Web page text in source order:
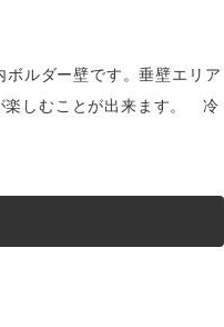
ルダー壁です。垂壁エリア
楽しむことが出来ます。 冷